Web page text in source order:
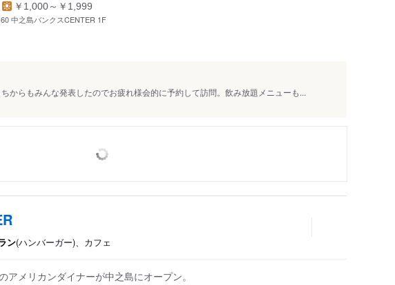
￥1,000～￥1,999
中之島バンクスCENTER 1F
からもみんな発表したのでお疲れ様会的に予約して訪問。飲み放題メニューも...
ン(ハンバーガー)、カフェ
アメリカンダイナーが中之島にオープン。